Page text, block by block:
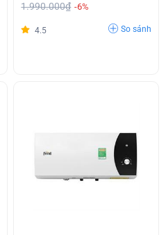
1.990.000₫ -6%
4.5 So sánh